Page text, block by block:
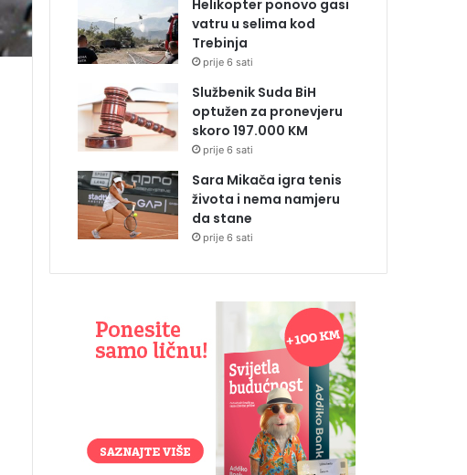
Helikopter ponovo gasi
vatru u selima kod
Trebinja
prije 6 sati
Službenik Suda BiH
optužen za pronevjeru
skoro 197.000 KM
prije 6 sati
Sara Mikača igra tenis
života i nema namjeru
da stane
prije 6 sati